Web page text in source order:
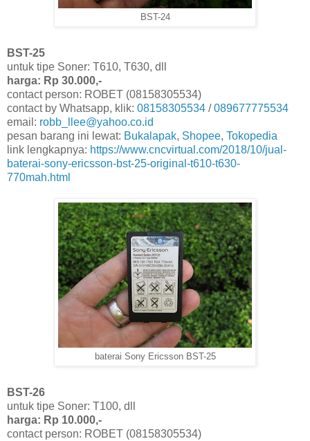
BST-24
BST-25
untuk tipe Soner: T610, T630, dll
harga: Rp 30.000,-
contact person: ROBET (08158305534)
contact by Whatsapp, klik: 08158305534 /089677775534
email: robb_llee@yahoo.co.id
pesan barang ini lewat: Bukalapak, Shopee, Tokopedia
link lengkapnya: https://www.cncvirtual.com/2018/10/jual-
baterai-sony-ericsson-bst-25-original-t610-t630-
770mah.html
baterai Sony Ericsson BST-25
BST-26
untuk tipe Soner: T100, dll
harga: Rp 10.000,-
contact person: ROBET (08158305534)